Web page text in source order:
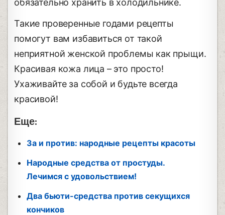
обязательно хранить в холодильнике.
Такие проверенные годами рецепты
помогут вам избавиться от такой
неприятной женской проблемы как прыщи.
Красивая кожа лица – это просто!
Ухаживайте за собой и будьте всегда
красивой!
Еще:
За и против: народные рецепты красоты
Народные средства от простуды.
Лечимся с удовольствием!
Два бьюти-средства против секущихся
кончиков